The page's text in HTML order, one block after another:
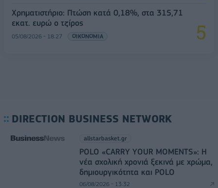
Χρηματιστήριο: Πτώση κατά 0,18%, στα 315,71
εκατ. ευρώ ο τζίρος
05/08/2026 - 18:27 ΟΙΚΟΝΟΜΙΑ
DIRECTION BUSINESS NETWORK
allstarbasket.gr
POLO «CARRY YOUR MOMENTS»: Η
νέα σχολική χρονιά ξεκινά με χρώμα,
δημιουργικότητα και POLO
06/08/2026 - 13:32